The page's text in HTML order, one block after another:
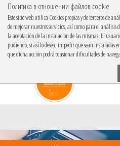
Политика в отношении файлов cookie
Este sitio web utiliza Cookies propias y de terceros de
de mejorar nuestros servicios, así como para el
la aceptación de la instalación de las mismas. El
pudiendo, si así lo desea, impedir que sean instaladas
que dicha acción podrá ocasionar dificultades de
IBACAR